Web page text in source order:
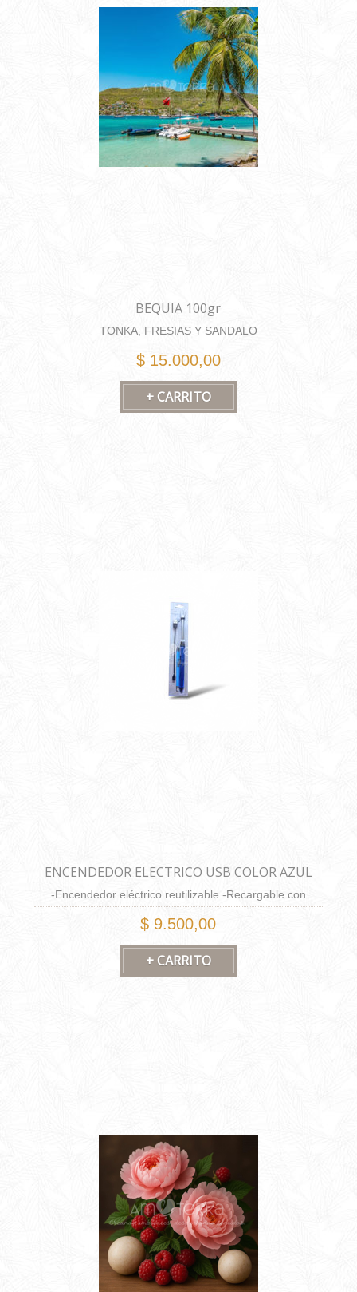
BEQUIA 100gr
TONKA, FRESIAS Y SANDALO
$ 15.000,00
ENCENDEDOR ELECTRICO USB COLOR AZUL
-Encendedor eléctrico reutilizable -Recargable con
batería incorporada para usar más de 100veces/carga -
Se apaga automáticamente después de encender 7
segundos -Chispa eléctrica resistente al viento, fácil de
operar y encender al aire libre -Aplica en cocina, velas,
fuegos artificiales, etc. Datos Técnicos Material:
$ 9.500,00